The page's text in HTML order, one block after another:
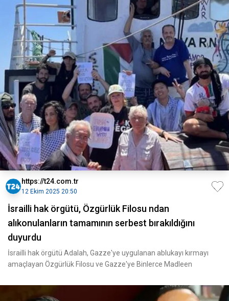
https://t24.com.tr
12 Ekim 2025 20:50
İsrailli hak örgütü, Özgürlük Filosu ndan
alıkonulanların tamamının serbest bırakıldığını
duyurdu
İsrailli hak örgütü Adalah, Gazze'ye uygulanan ablukayı kırmayı
amaçlayan Özgürlük Filosu ve Gazze'ye Binlerce Madleen